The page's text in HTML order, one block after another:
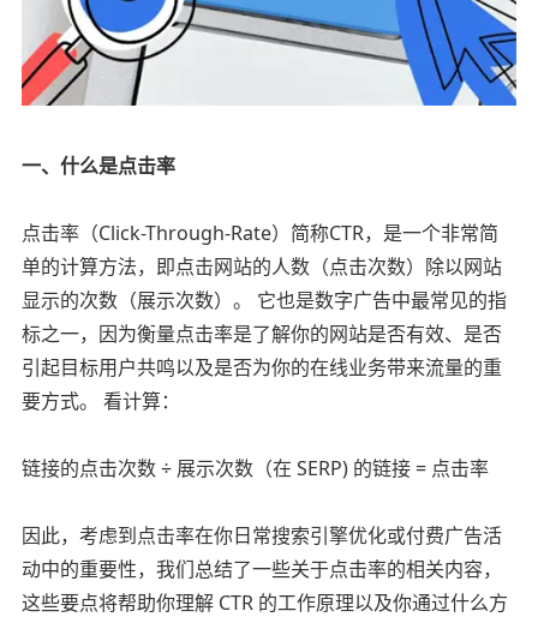
一、什么是点击率
点击率（Click-Through-Rate）简称CTR，是一个非常简
单的计算方法，即点击网站的人数（点击次数）除以网站
显示的次数（展示次数）。 它也是数字广告中最常见的指
标之一，因为衡量点击率是了解你的网站是否有效、是否
引起目标用户共鸣以及是否为你的在线业务带来流量的重
要方式。 看计算：
链接的点击次数 ÷ 展示次数（在 SERP) 的链接 = 点击率
因此，考虑到点击率在你日常搜索引擎优化或付费广告活
动中的重要性，我们总结了一些关于点击率的相关内容，
这些要点将帮助你理解 CTR 的工作原理以及你通过什么方